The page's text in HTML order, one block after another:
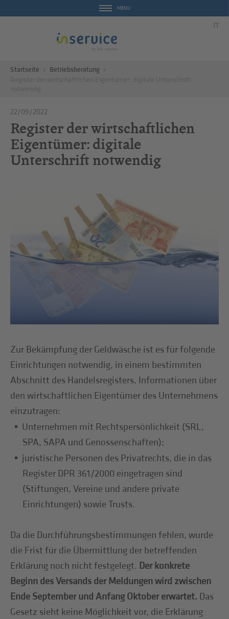
MENU
IT
Startseite
Betriebsberatung
22/09/2022
Register der wirtschaftlichen
Eigentümer: digitale
Unterschrift notwendig
Zur Bekämpfung der Geldwäsche ist es für folgende
Einrichtungen notwendig, in einem bestimmten
Abschnitt des Handelsregisters, Informationen über
den wirtschaftlichen Eigentümer des Unternehmens
einzutragen:
Unternehmen mit Rechtspersönlichkeit (SRL,
SPA, SAPA und Genossenschaften);
juristische Personen des Privatrechts, die in das
Register DPR 361/2000 eingetragen sind
(Stiftungen, Vereine und andere private
Einrichtungen) sowie Trusts.
Da die Durchführungsbestimmungen fehlen, wurde
die Frist für die Übermittlung der betreffenden
Erklärung noch nicht festgelegt. Der konkrete
Beginn des Versands der Meldungen wird zwischen
Ende September und Anfang Oktober erwartet. Das
Gesetz sieht keine Möglichkeit vor, die Erklärung